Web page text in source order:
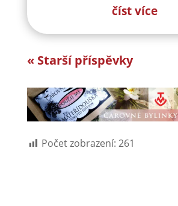
číst více
« Starší příspěvky
Počet zobrazení: 261